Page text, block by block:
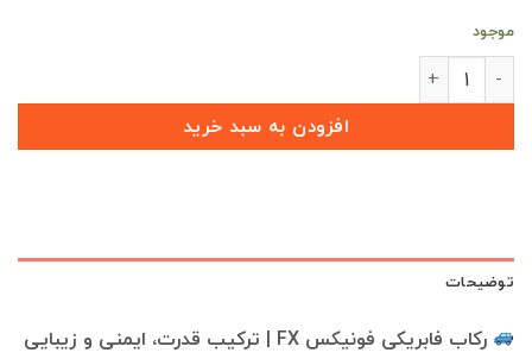
موجود
رکاب فونيكس FX عدد
افزودن به سبد خرید
توضیحات
رکاب فابریکی فونيكس FX | ترکیب قدرت، ایمنی و زیبایی